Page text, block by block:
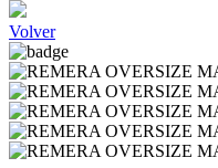
Volver